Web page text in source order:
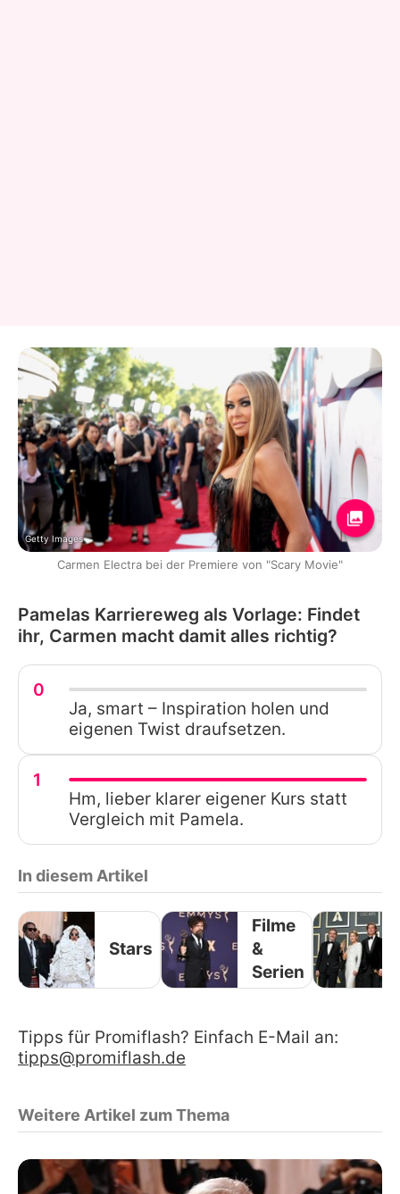
Getty Images
Carmen Electra bei der Premiere von "Scary Movie"
Pamelas Karriereweg als Vorlage: Findet
ihr, Carmen macht damit alles richtig?
0
Ja, smart – Inspiration holen und
eigenen Twist draufsetzen.
1
Hm, lieber klarer eigener Kurs statt
Vergleich mit Pamela.
In diesem Artikel
Stars
Filme
&
Serien
Tipps für Promiflash? Einfach E-Mail an:
tipps@promiflash.de
Weitere Artikel zum Thema